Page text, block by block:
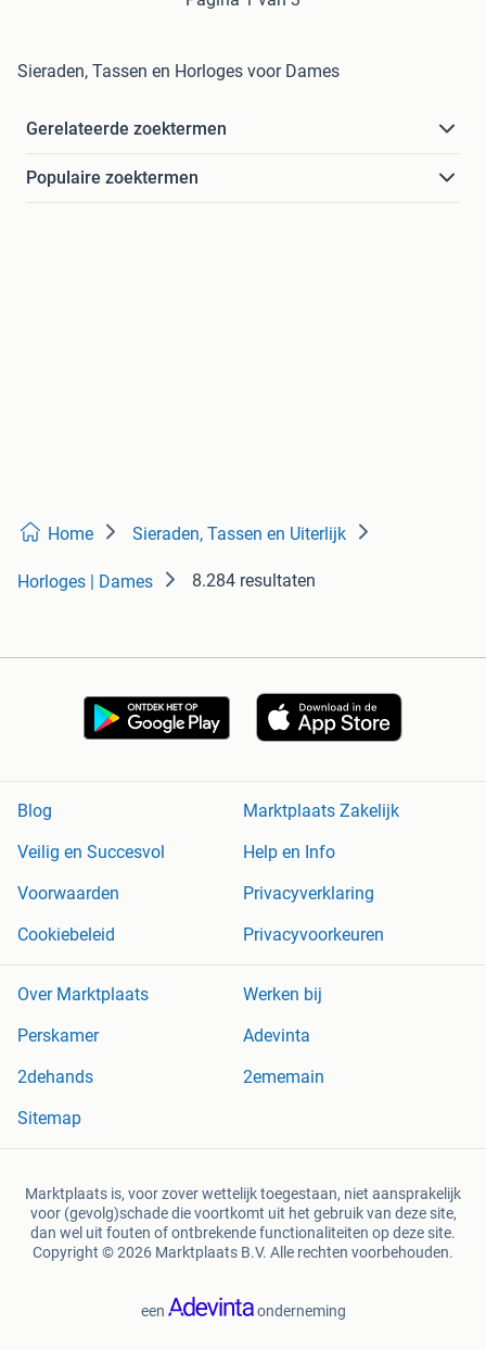
Sieraden, Tassen en Horloges voor Dames
Gerelateerde zoektermen
Populaire zoektermen
Home Sieraden, Tassen en Uiterlijk
Horloges | Dames 8.284 resultaten
Blog
Marktplaats Zakelijk
Veilig en Succesvol
Help en Info
Voorwaarden
Privacyverklaring
Cookiebeleid
Privacyvoorkeuren
Over Marktplaats
Werken bij
Perskamer
Adevinta
2dehands
2ememain
Sitemap
Marktplaats is, voor zover wettelijk toegestaan, niet aansprakelijk
voor (gevolg)schade die voortkomt uit het gebruik van deze site,
dan wel uit fouten of ontbrekende functionaliteiten op deze site.
Copyright © 2026 Marktplaats B.V. Alle rechten voorbehouden.
een onderneming